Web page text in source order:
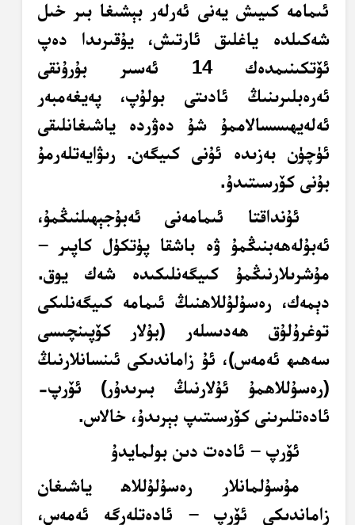
ئىمامە كىيىش يەنى ئەرلەر بېشىغا بىر خىل
شەكىلدە ياغلىق ئارتىش، يۇقىرىدا دەپ
ئۆتكىنىمدەك 14 ئەسىر بۇرۇنقى
ئەرەبلىرىنىڭ ئادىتى بولۇپ، پەيغەمبەر
ئەلەيھىسسالاممۇ شۇ دەۋردە ياشىغانلىقى
ئۈچۈن بەزىدە ئۇنى كىيگەن. رىۋايەتلەرمۇ
بۇنى كۆرسىتىدۇ.
ئۇنداقتا ئىمامەنى ئەبۇجېھىلنىڭمۇ،
ئەبۇلەھەبنىڭمۇ ۋە باشقا پۈتكۈل كاپىر –
مۇشرىلارنىڭمۇ كىيگەنلىكىدە شەك يوق.
دېمەك، رەسۇلۇللاھنىڭ ئىمامە كىيگەنلىكى
توغرۇلۇق ھەدىسلەر (بۇلار كۆپىنچىسى
سەھىھ ئەمەس)، ئۇ زاماندىكى ئىنسانلارنىڭ
(رەسۇللاھمۇ ئۇلارنىڭ بىرىدۇر) ئۆرپ-
ئادەتلىرىنى كۆرسىتىپ بېرىدۇ، خالاس.
ئۆرپ – ئادەت دىن بولمايدۇ
مۇسۇلمانلار رەسۇلۇللاھ ياشىغان
زاماندىكى ئۆرپ – ئادەتلەرگە ئەمەس،